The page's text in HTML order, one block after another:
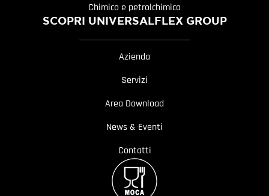
Chimico e petrolchimico
SCOPRI UNIVERSALFLEX GROUP
Azienda
Servizi
Area Download
News & Eventi
Contatti